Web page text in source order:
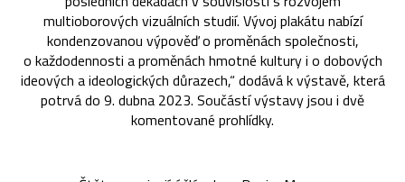
multioborových vizuálních studií. Vývoj plakátu nabízí
kondenzovanou výpověď o proměnách společnosti,
o každodennosti a proměnách hmotné kultury i o dobových
ideových a ideologických důrazech,“ dodává k výstavě, která
potrvá do 9. dubna 2023. Součástí výstavy jsou i dvě
komentované prohlídky.